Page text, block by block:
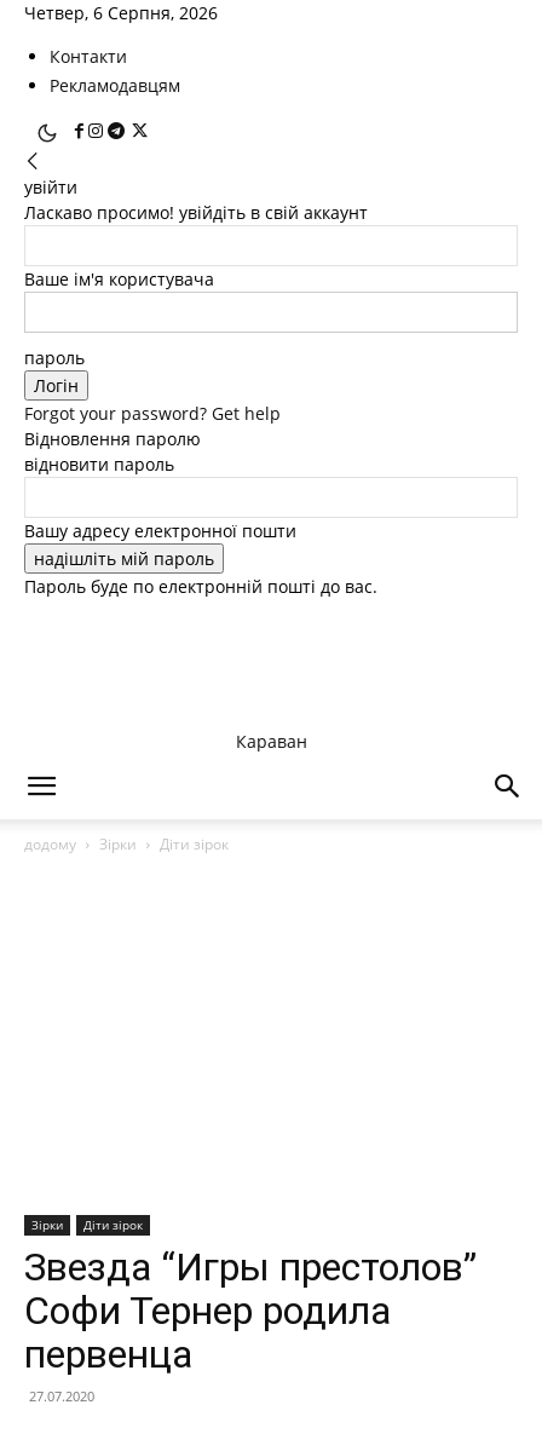
Четвер, 6 Серпня, 2026
Контакти
Рекламодавцям
увійти
Ласкаво просимо! увійдіть в свій аккаунт
Ваше ім'я користувача
пароль
Forgot your password? Get help
Відновлення паролю
відновити пароль
Вашу адресу електронної пошти
Пароль буде по електронній пошті до вас.
Караван
додому Зірки Діти зірок
Зірки Діти зірок
Звезда “Игры престолов”
Софи Тернер родила
первенца
27.07.2020